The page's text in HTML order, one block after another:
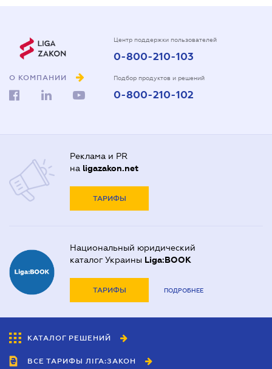
О КОМПАНИИ
Центр поддержки пользователей
0-800-210-103
Подбор продуктов и решений
0-800-210-102
Реклама и PR
на ligazakon.net
ТАРИФЫ
Национальный юридический
каталог Украины Liga:BOOK
ТАРИФЫ ПОДРОБНЕЕ
КАТАЛОГ РЕШЕНИЙ
ВСЕ ТАРИФЫ ЛІГА:ЗАКОН